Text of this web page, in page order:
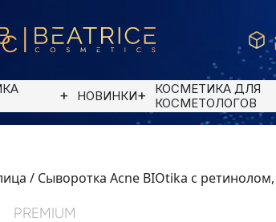
НОВИНКИ
КОСМЕТИКА ДЛЯ
КОСМЕТОЛОГОВ
/ Сыворотка Acne BIOtika с
PREMIUM